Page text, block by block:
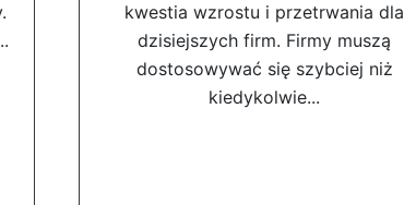
kwestia wzrostu i przetrwania dla
dzisiejszych firm. Firmy muszą
dostosowywać się szybciej niż
kiedykolwie...